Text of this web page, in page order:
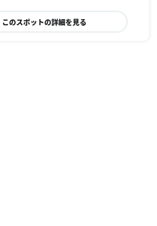
このスポットの詳細を見る